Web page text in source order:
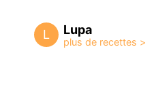
L Lupa